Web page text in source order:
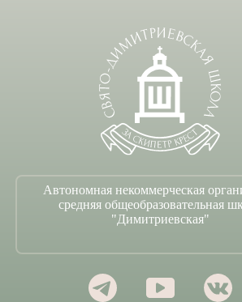
Автономная некоммерческая
средняя общеобразовательная
"Димитриевская"